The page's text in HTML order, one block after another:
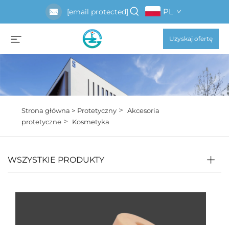
[email protected] PL
Uzyskaj ofertę
Strona główna > Protetyczny> Akcesoria
protetyczne> Kosmetyka
WSZYSTKIE PRODUKTY